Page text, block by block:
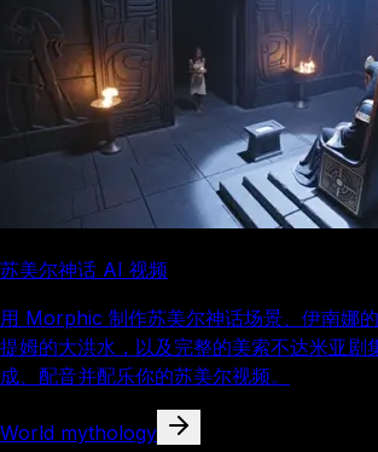
苏美尔神话 AI 视频
用 Morphic 制作苏美尔神话场景、伊南娜
提姆的大洪水，以及完整的美索不达米亚剧
成、配音并配乐你的苏美尔视频。
World mythology